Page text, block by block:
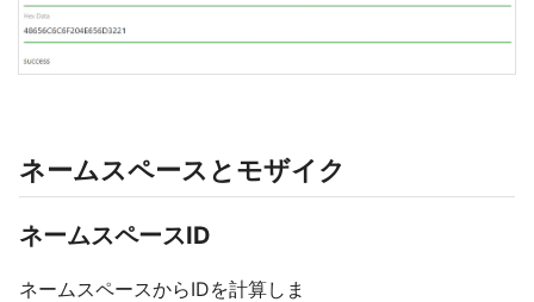
ネームスペースとモザイク
ネームスペースID
ネームスペースからIDを計算しま